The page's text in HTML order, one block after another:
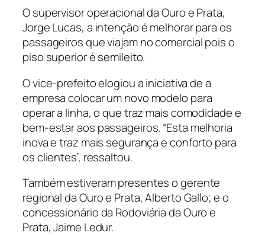
O supervisor operacional da Ouro e Prata,
Jorge Lucas, a intenção é melhorar para os
passageiros que viajam no comercial pois o
piso superior é semileito.
O vice-prefeito elogiou a iniciativa de a
empresa colocar um novo modelo para
operar a linha, o que traz mais comodidade e
bem-estar aos passageiros. “Esta melhoria
inova e traz mais segurança e conforto para
os clientes”, ressaltou.
Também estiveram presentes o gerente
regional da Ouro e Prata, Alberto Gallo; e o
concessionário da Rodoviária da Ouro e
Prata, Jaime Ledur.